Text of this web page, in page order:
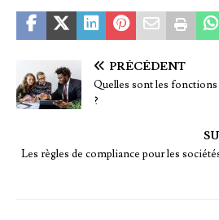
PRÉCÉDENT
Quelles sont les
?
Les règles de compliance pour les